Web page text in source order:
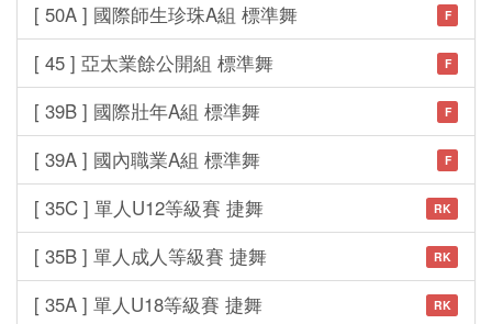
[ 50A ] 國際師生珍珠A組 標準舞 F
[ 45 ] 亞太業餘公開組 標準舞 F
[ 39B ] 國際壯年A組 標準舞 F
[ 39A ] 國內職業A組 標準舞 F
[ 35C ] 單人U12等級賽 捷舞 RK
[ 35B ] 單人成人等級賽 捷舞 RK
[ 35A ] 單人U18等級賽 捷舞 RK